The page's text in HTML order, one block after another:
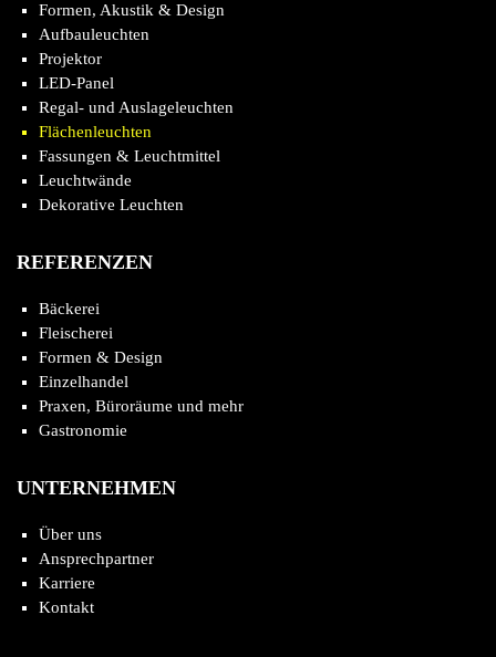
Formen, Akustik & Design
Aufbauleuchten
Projektor
LED-Panel
Regal- und Auslageleuchten
Flächenleuchten
Fassungen & Leuchtmittel
Leuchtwände
Dekorative Leuchten
REFERENZEN
Bäckerei
Fleischerei
Formen & Design
Einzelhandel
Praxen, Büroräume und mehr
Gastronomie
UNTERNEHMEN
Über uns
Ansprechpartner
Karriere
Kontakt